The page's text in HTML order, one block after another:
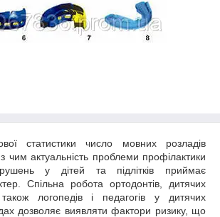
статистики число мовних розладів
чим актуальність проблеми профілактики
у дітей та підлітків приймає
Спільна робота ортодонтів, дитячих
логопедів і педагогів у дитячих
дозволяє виявляти фактори ризику, що